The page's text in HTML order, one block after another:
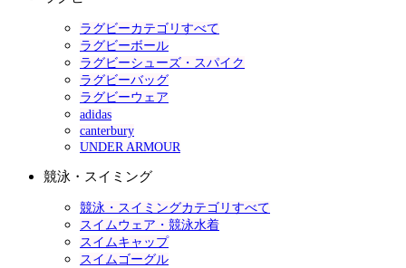
ラグビーカテゴリすべて
ラグビーボール
ラグビーシューズ・スパイク
ラグビーバッグ
ラグビーウェア
adidas
canterbury
UNDER ARMOUR
競泳・スイミング
競泳・スイミングカテゴリすべて
スイムウェア・競泳水着
スイムキャップ
スイムゴーグル